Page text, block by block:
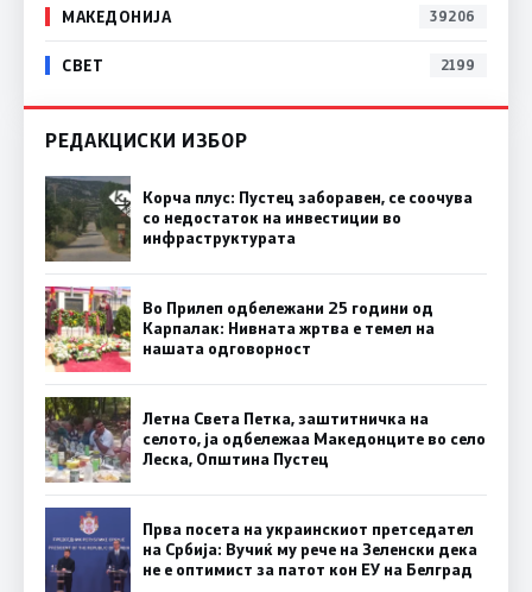
МАКЕДОНИЈА 39206
СВЕТ 2199
РЕДАКЦИСКИ ИЗБОР
Корча плус: Пустец заборавен, се соочува
со недостаток на инвестиции во
инфраструктурата
Во Прилеп одбележани 25 години од
Карпалак: Нивната жртва е темел на
нашата одговорност
Летна Света Петка, заштитничка на
селото, ја одбележаа Македонците во село
Леска, Општина Пустец
Прва посета на украинскиот претседател
на Србија: Вучиќ му рече на Зеленски дека
не е оптимист за патот кон ЕУ на Белград